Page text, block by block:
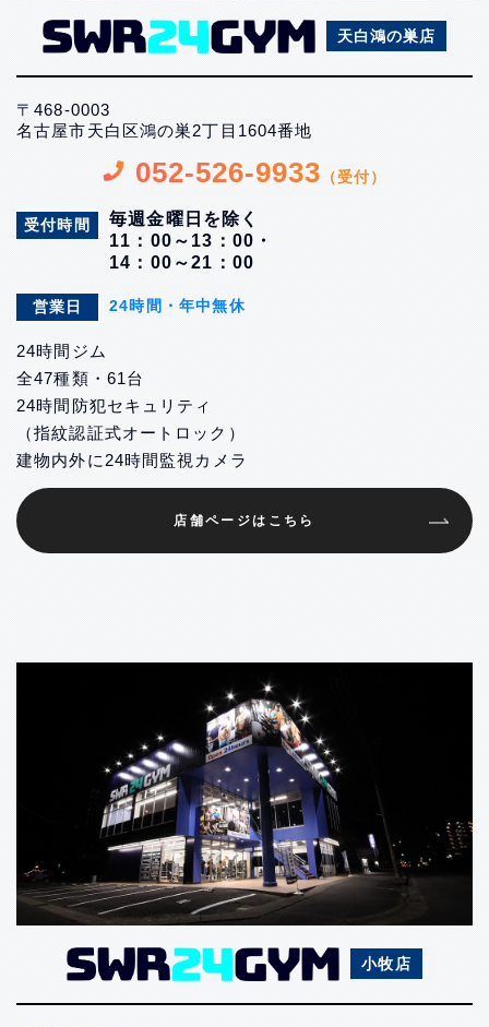
天白鴻の巣店
〒468-0003
名古屋市天白区鴻の巣2丁目1604番地
052-526-9933 （受付）
受付時間
毎週金曜日を除く
11：00～13：00・
14：00～21：00
営業日 24時間・年中無休
24時間ジム
全47種類・61台
24時間防犯セキュリティ
（指紋認証式オートロック）
建物内外に24時間監視カメラ
店舗ページはこちら
小牧店